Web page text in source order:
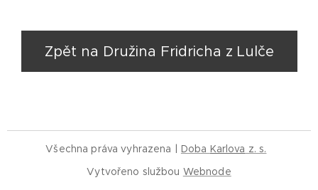
Zpět na Družina Fridricha z Lulče
Všechna práva vyhrazena | Doba Karlova z. s.
Vytvořeno službou Webnode